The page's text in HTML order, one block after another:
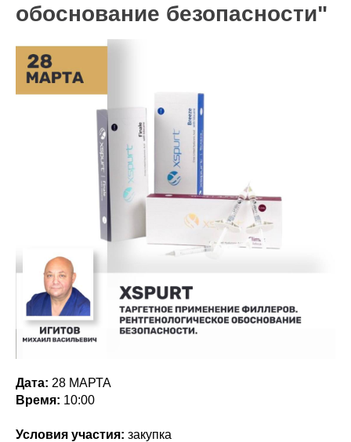
обоснование безопасности"
Дата: 28 МАРТА
Время: 10:00
Условия участия: закупка